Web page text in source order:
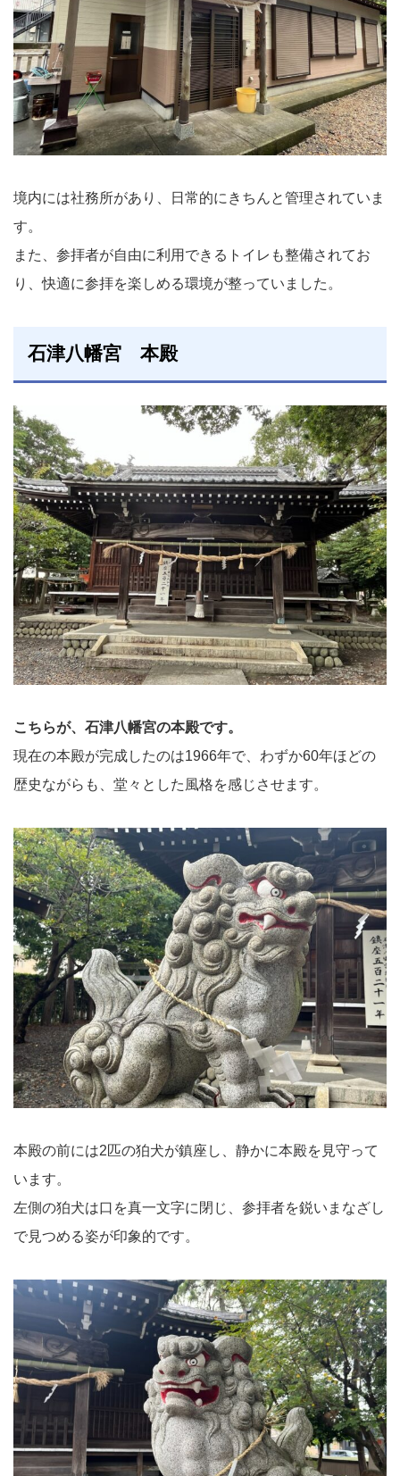
境内には社務所があり、日常的にきちんと管理されていま
す。
また、参拝者が自由に利用できるトイレも整備されてお
り、快適に参拝を楽しめる環境が整っていました。
石津八幡宮 本殿
こちらが、石津八幡宮の本殿です。
現在の本殿が完成したのは1966年で、わずか60年ほどの
歴史ながらも、堂々とした風格を感じさせます。
本殿の前には2匹の狛犬が鎮座し、静かに本殿を見守って
います。
左側の狛犬は口を真一文字に閉じ、参拝者を鋭いまなざし
で見つめる姿が印象的です。